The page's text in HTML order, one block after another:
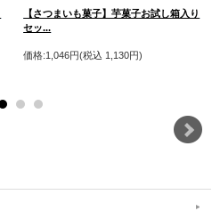
【さつまいも菓子】芋菓子お試し箱入り
セッ...
価格:1,046円(税込 1,130円)